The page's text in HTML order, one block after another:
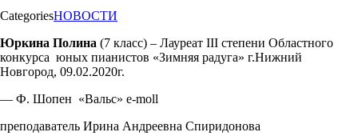
CategoriesНОВОСТИ
Юркина Полина (7 класс) – Лауреат III степени Областного
конкурса юных пианистов «Зимняя радуга» г.Нижний
Новгород, 09.02.2020г.
— Ф. Шопен «Вальс» e-moll
преподаватель Ирина Андреевна Спиридонова